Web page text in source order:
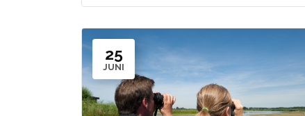
25
JUNI